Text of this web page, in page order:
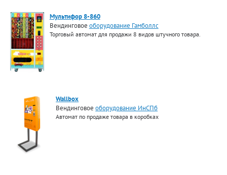
Мультифор 8-860
Вендинговое оборудование Гамболлс
Торговый автомат для продажи 8 видов штучного товара.
Wallbox
Вендинговоеоборудование ИнСПб
Автомат по продаже товара в коробках